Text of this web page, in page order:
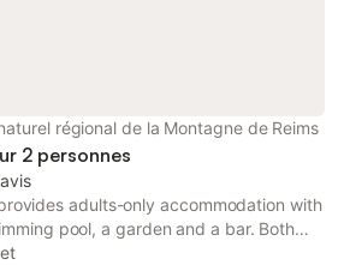
régional de la Montagne de Reims
2 personnes
adults-only accommodation with
pool, a garden and a bar. Both
site are accessible at the bed and